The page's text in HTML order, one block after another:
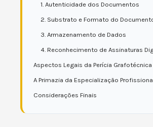
1. Autenticidade dos Documentos
2. Substrato e Formato do
3. Armazenamento de Dados
4. Reconhecimento de Assinaturas
Aspectos Legais da Perícia Grafotécnica
A Primazia da Especialização
Considerações Finais